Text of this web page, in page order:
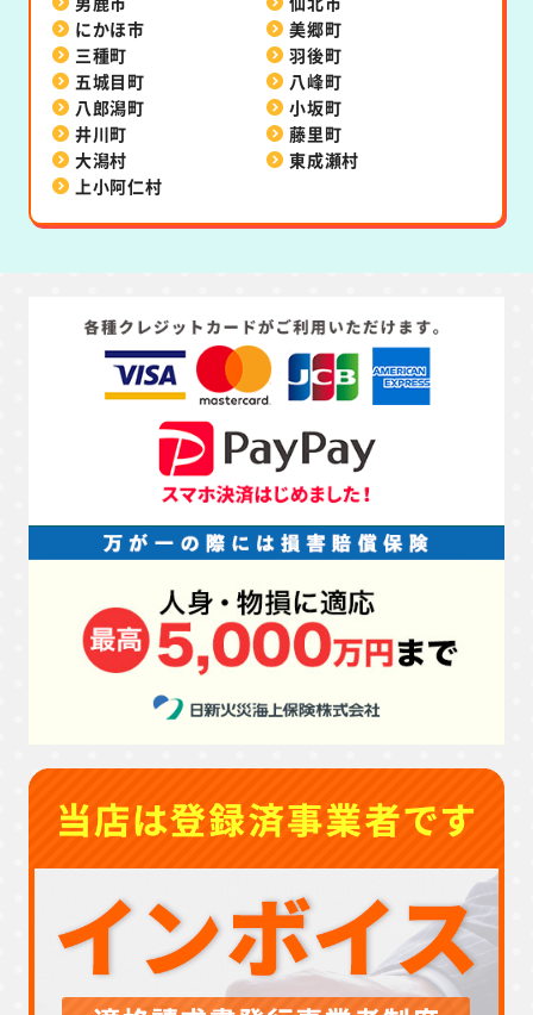
にかほ市
美郷町
三種町
羽後町
五城目町
八峰町
八郎潟町
小坂町
井川町
藤里町
大潟村
東成瀬村
上小阿仁村